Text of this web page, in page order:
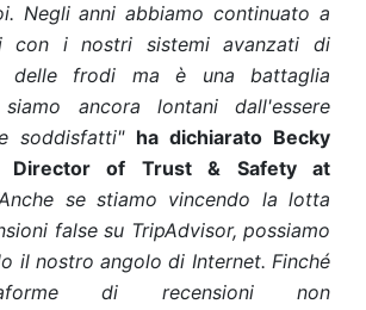
Negli anni abbiamo continuato a
con i nostri sistemi avanzati di
delle frodi ma è una battaglia
ancora lontani dall'essere
soddisfatti" ha dichiarato Becky
Director of Trust & Safety at
se stiamo vincendo la lotta
false su TripAdvisor, possiamo
il nostro angolo di Internet. Finché
di recensioni non